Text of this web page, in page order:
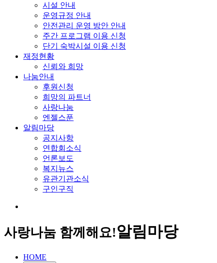
시설 안내
운영규정 안내
안전관리 운영 방안 안내
주간 프로그램 이용 신청
단기 숙박시설 이용 신청
재정현황
신뢰와 희망
나눔안내
후원신청
희망의 파트너
사랑나눔
엔젤스푼
알림마당
공지사항
연합회소식
언론보도
복지뉴스
유관기관소식
구인구직
사랑나눔 함께해요!알림마당
HOME